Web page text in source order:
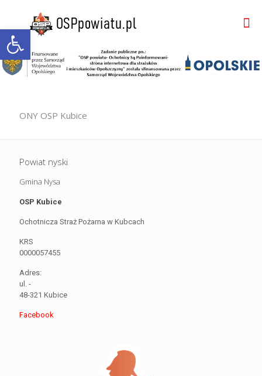
Otwórz pasek narzędzi
ONY OSP Kubice
Powiat nyski
Gmina Nysa
OSP Kubice
Ochotnicza Straż Pożarna w Kubcach
KRS
0000057455
Adres:
ul. -
48-321 Kubice
Facebook